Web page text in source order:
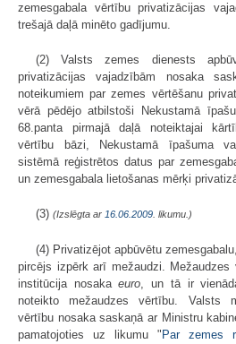
zemesgabala vērtību privatizācijas
trešajā daļā minēto gadījumu.
(2) Valsts zemes dienests
privatizācijas vajadzībām nosaka
noteikumiem par zemes vērtēšanu
vērā pēdējo atbilstoši Nekustamā
68.panta pirmajā daļā noteiktajai
vērtību bāzi, Nekustamā īpašuma
sistēmā reģistrētos datus par
un zemesgabala lietošanas mērķi
(3) (Izslēgta ar 16.06.2009 . likumu.)
(4) Privatizējot apbūvētu
pircējs izpērk arī mežaudzi.
institūcija nosakaeuro, un tā ir
noteikto mežaudzes vērtību. Valsts
vērtību nosaka saskaņā ar Ministru
pamatojoties uz likumu " Par zemes